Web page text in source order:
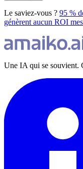
Le saviez-vous ? 95 %
génèrent aucun ROI
Une IA qui se souvient.